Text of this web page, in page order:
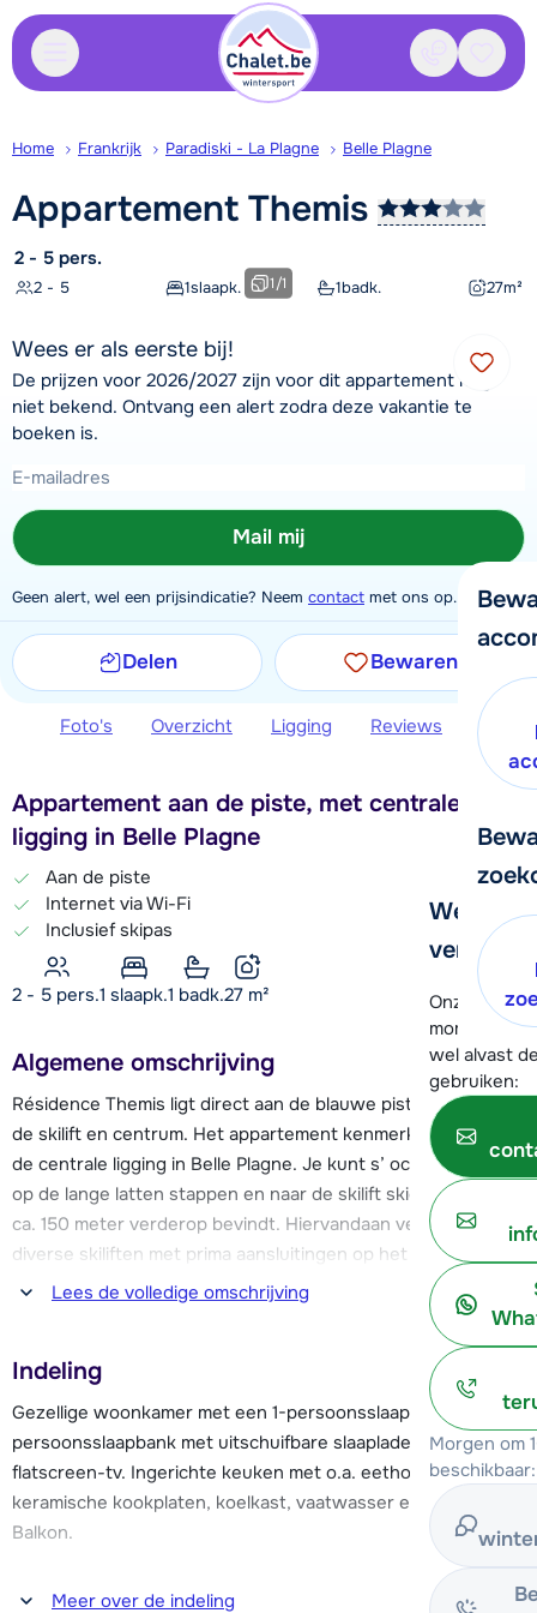
Contact
We
verder!
Onze
moment
wel alvast
gebruiken:
Morgen om
beschikbaar:
Home Frankrijk Paradiski - La Plagne Belle Plagne
Appartement Themis
2 - 5 pers.
2 - 5 1slaapk. 1badk. 27m²
1/1
Wees er als eerste bij!
De prijzen voor 2026/2027 zijn voor dit appartement nog
niet bekend. Ontvang een alert zodra deze vakantie te
boeken is.
Mail mij
Geen alert, wel een prijsindicatie? Neem contact met ons op.
Delen Bewaren
Foto's Overzicht Ligging Reviews
Appartement aan de piste, met centrale
ligging in Belle Plagne
Aan de piste
Internet via Wi-Fi
Inclusief skipas
2 - 5 pers.1 slaapk.1 badk.27 m²
Algemene omschrijving
Résidence Themis ligt direct aan de blauwe piste en vlakbij
de skilift en centrum. Het appartement kenmerkt zich door
de centrale ligging in Belle Plagne. Je kunt s’ ochtends direct
op de lange latten stappen en naar de skilift skiën, die zich
ca. 150 meter verderop bevindt. Hiervandaan vertrekken
diverse skiliften met prima aansluitingen op het enorme
skigebied. Onder andere de Bellecôte Gletsjer (met ruim
3300 meter het hoogste punt van het skigebied) is zo snel
Het appartement is onlangs gerenoveerd en beschikt over
een balkon op het zuid-westen. Als je gelukt hebt kun je
hier na het skiën nog genieten van enkele winterse
zonnestralen. In de résidence is er een lift aanwezig. Het
gemoedelijke wintersportdorp Belle Plagne beschikt over
winkelcentrum, een aantal restaurants, bars en skischolen.
Lees de volledige omschrijving
Indeling
Gezellige woonkamer met een 1-persoonsslaapbank, een 1-
persoonsslaapbank met uitschuifbare slaaplade en een
flatscreen-tv. Ingerichte keuken met o.a. eethoek,
keramische kookplaten, koelkast, vaatwasser en magnetron.
Balkon.
Eén slaapkamer met een 2-persoonsbed. Badkamer met bad.
Meer over de indeling